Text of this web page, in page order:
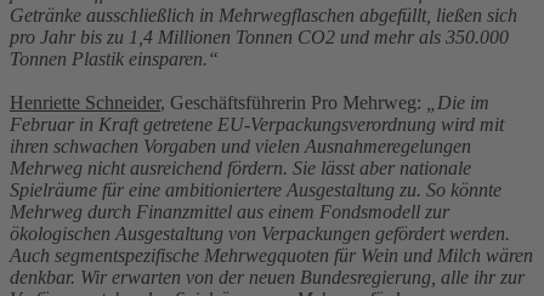
Getränke ausschließlich in Mehrwegflaschen abgefüllt, ließen sich
pro Jahr bis zu 1,4 Millionen Tonnen CO2 und mehr als 350.000
Tonnen Plastik einsparen.“
Henriette Schneider, Geschäftsführerin Pro Mehrweg:
„Die im
Februar in Kraft getretene EU-Verpackungsverordnung wird mit
ihren schwachen Vorgaben und vielen Ausnahmeregelungen
Mehrweg nicht ausreichend fördern. Sie lässt aber nationale
Spielräume für eine ambitioniertere Ausgestaltung zu. So könnte
Mehrweg durch Finanzmittel aus einem Fondsmodell zur
ökologischen Ausgestaltung von Verpackungen gefördert werden.
Auch segmentspezifische Mehrwegquoten für Wein und Milch wären
denkbar. Wir erwarten von der neuen Bundesregierung, alle ihr zur